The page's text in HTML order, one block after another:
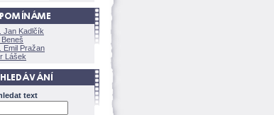
Jan Kadlčík
Bene
Emil Pražan
Lášek
text